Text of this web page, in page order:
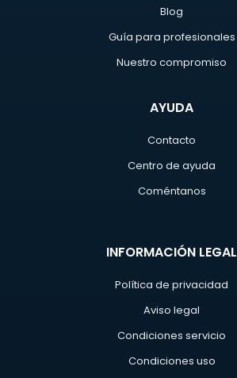
Blog
Guía para profesionales
Nuestro compromiso
AYUDA
Contacto
Centro de ayuda
Coméntanos
INFORMACIÓN LEGAL
Política de privacidad
Aviso legal
Condiciones servicio
Condiciones uso